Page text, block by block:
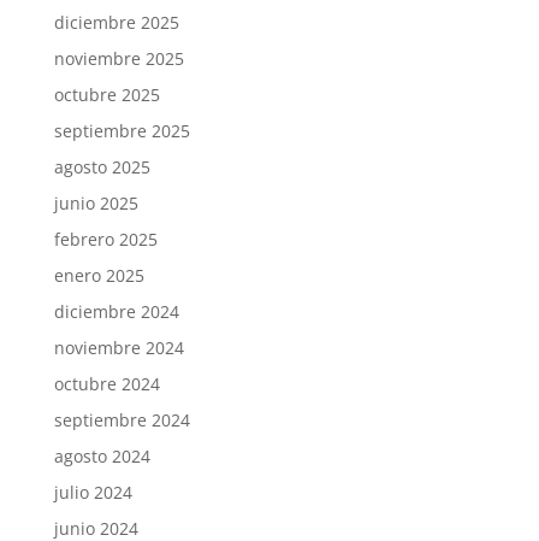
diciembre 2025
noviembre 2025
octubre 2025
septiembre 2025
agosto 2025
junio 2025
febrero 2025
enero 2025
diciembre 2024
noviembre 2024
octubre 2024
septiembre 2024
agosto 2024
julio 2024
junio 2024